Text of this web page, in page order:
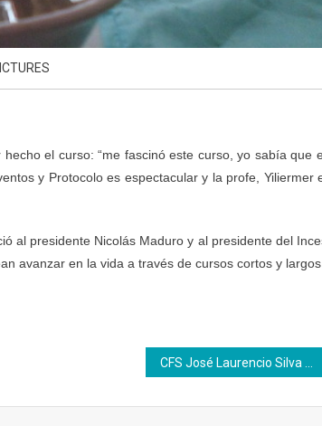
el curso: “me fascinó este curso, yo sabía que
y Protocolo es espectacular y la profe, Yiliermer
al presidente Nicolás Maduro y al presidente del
avanzar en la vida a través de cursos cortos y